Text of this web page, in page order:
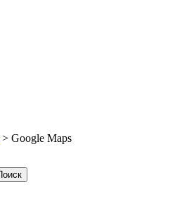
> Google Maps